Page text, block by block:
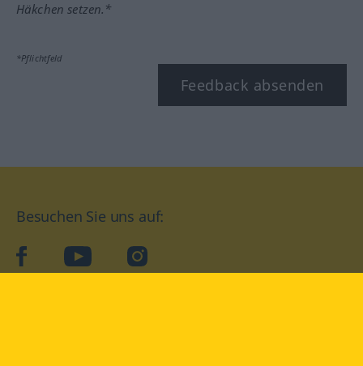
Häkchen setzen.*
*Pflichtfeld
Feedback absenden
Besuchen Sie uns auf:
facebookYouTube Instagram